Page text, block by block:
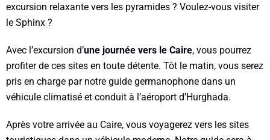
excursion relaxante vers les pyramides ? Voulez-vous visiter
le Sphinx ?
Avec l’excursion d’une journée vers le Caire, vous pourrez
profiter de ces sites en toute détente. Tôt le matin, vous serez
pris en charge par notre guide germanophone dans un
véhicule climatisé et conduit à l’aéroport d’Hurghada.
Après votre arrivée au Caire, vous voyagerez vers les sites